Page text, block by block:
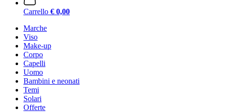
Carrello € 0,00
Marche
Viso
Make-up
Corpo
Capelli
Uomo
Bambini e neonati
Temi
Solari
Offerte